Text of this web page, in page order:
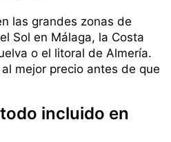
las grandes zonas de
Sol en Málaga, la Costa
o el litoral de Almería.
mejor precio antes de que
incluido en